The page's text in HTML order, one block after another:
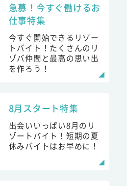
急募！今すぐ働けるお
仕事特集
今すぐ開始できるリゾー
トバイト！たくさんのリ
ゾバ仲間と最高の思い出
を作ろう！
8月スタート特集
出会いいっぱい8月のリ
ゾートバイト！短期の夏
休みバイトはお早めに！